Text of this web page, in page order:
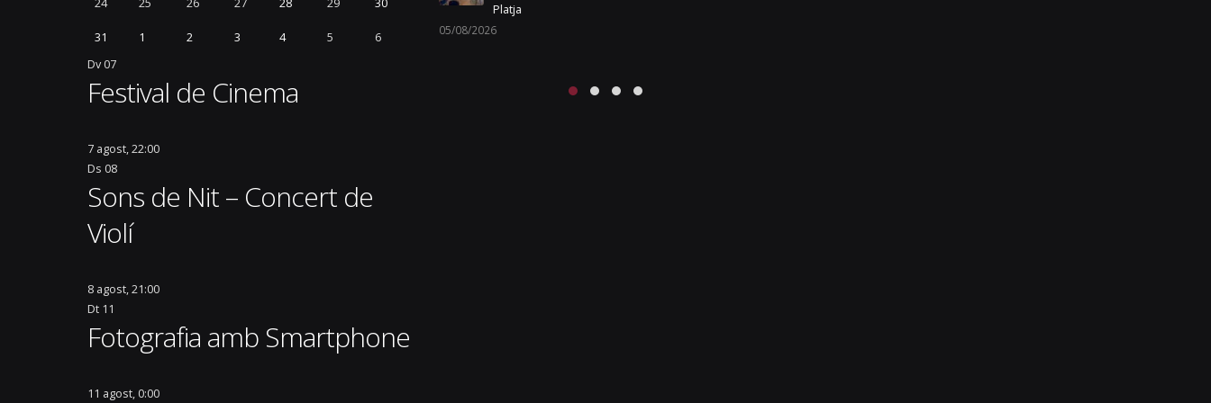
24 25 26 27 28 29 30
31 1 2 3 4 5
6
Dv07
Festival de Cinema
7 agost, 22:00
Ds 08
Sons de Nit – Concert de
Violí
8 agost, 21:00
Dt 11
Fotografia amb Smartphone
11 agost, 0:00
Platja
sortida a una nova edició plena de tradició, cultura i
festa